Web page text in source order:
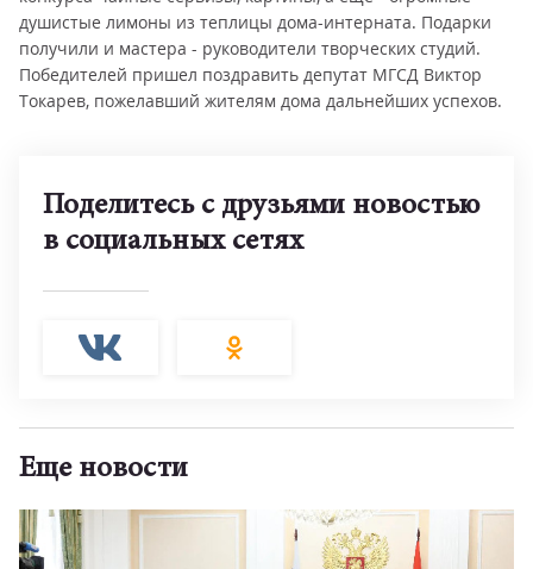
душистые лимоны из теплицы дома-интерната. Подарки
получили и мастера - руководители творческих студий.
Победителей пришел поздравить депутат МГСД Виктор
Токарев, пожелавший жителям дома дальнейших успехов.
Поделитесь с друзьями новостью
в социальных сетях
Еще новости